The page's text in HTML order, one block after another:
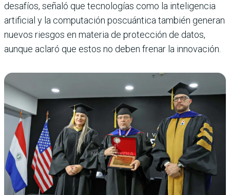
desafíos, señaló que tecnologías como la inteligencia
artificial y la computación poscuántica también generan
nuevos riesgos en materia de protección de datos,
aunque aclaró que estos no deben frenar la innovación.